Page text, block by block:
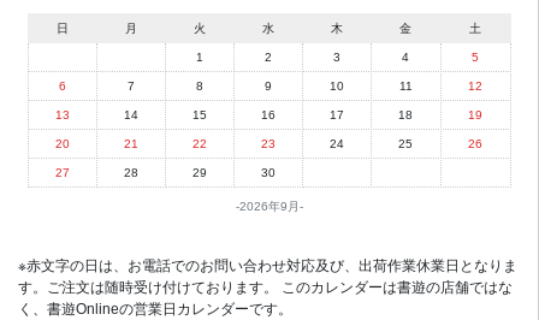
2026年9月
日 月 火 水 木 金 土
1 2 3 4 5
6 7 8 9 10 11 12
13 14 15 16 17 18 19
20 21 22 23 24 25 26
27 28 29 30
※赤文字の日は、お電話でのお問い合わせ対応及び、出荷作業休業日となりま
す。ご注文は随時受け付けております。 このカレンダーは書遊の店舗ではな
く、書遊Onlineの営業日カレンダーです。